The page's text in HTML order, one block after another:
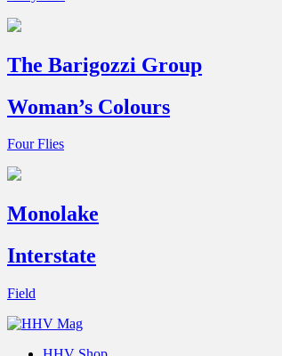
The Barigozzi Group
Woman’s Colours
Four Flies
Monolake
Interstate
Field